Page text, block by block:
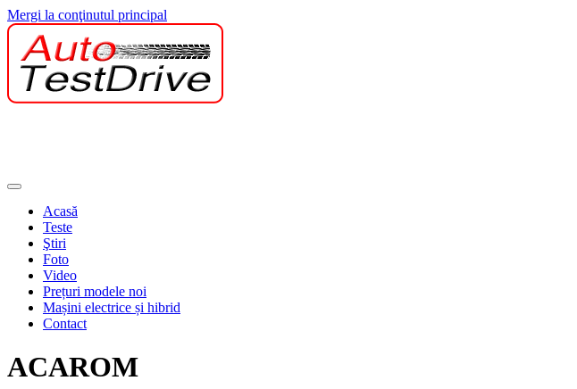
Mergi la conţinutul principal
Acasă
Teste
Ştiri
Foto
Video
Prețuri modele noi
Mașini electrice și hibrid
Contact
ACAROM